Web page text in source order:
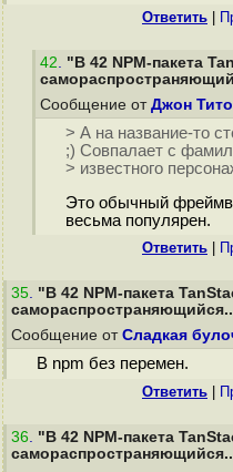
Ответить
42. "В 42 NPM-пакета
Сообщение от Джон
> А на название-то
;) Совпалает с
> известного
Это обычный
весьма популярен.
Ответить
35. "В 42 NPM-пакета
Сообщение от Сладкая
В npm без перемен.
Ответить
36. "В 42 NPM-пакета